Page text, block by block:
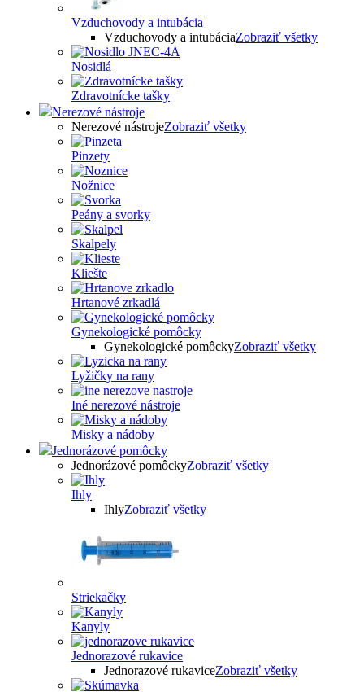
Vzduchovody a intubácia
Vzduchovody a intubáciaZobraziť všetky
Nosidlá
Zdravotnícke tašky
Nerezové nástroje
Nerezové nástrojeZobraziť všetky
Pinzety
Nožnice
Peány a svorky
Skalpely
Kliešte
Hrtanové zrkadlá
Gynekologické pomôcky
Gynekologické pomôckyZobraziť všetky
Lyžičky na rany
Iné nerezové nástroje
Misky a nádoby
Jednorázové pomôcky
Jednorázové pomôckyZobraziť všetky
Ihly
IhlyZobraziť všetky
Striekačky
Kanyly
Jednorazové rukavice
Jednorazové rukaviceZobraziť všetky